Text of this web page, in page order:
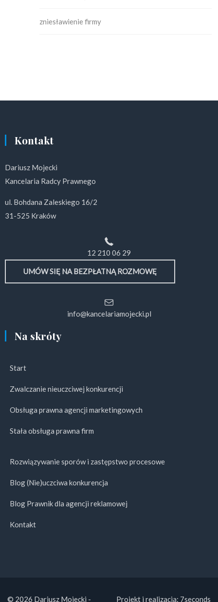
zniesławienie firmy
Kontakt
Dariusz Mojecki
Kancelaria Radcy Prawnego
ul. Bohdana Zaleskiego 16/2
31-525 Kraków
12 210 06 29
UMÓW SIĘ NA BEZPŁATNĄ ROZMOWĘ
info@kancelariamojecki.pl
Na skróty
Start
Zwalczanie nieuczciwej konkurencji
Obsługa prawna agencji marketingowych
Stała obsługa prawna firm
Rozwiązywanie sporów i zastępstwo procesowe
Blog (Nie)uczciwa konkurencja
Blog Prawnik dla agencji reklamowej
Kontakt
© 2026 Dariusz Mojecki - Projekt i realizacja: 7seconds